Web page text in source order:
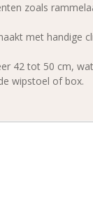
zoals
met handige
42 tot 50 cm,
wipstoel of box.